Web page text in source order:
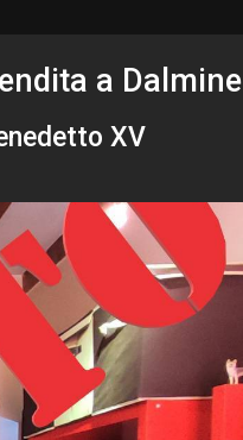
a Dalmine
XV